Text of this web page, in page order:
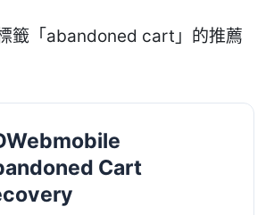
籤「abandoned cart」的推薦
Cart